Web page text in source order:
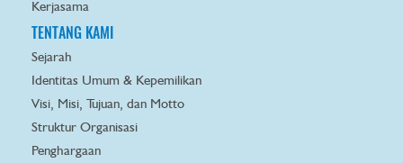
Kerjasama
TENTANG KAMI
Sejarah
Identitas Umum & Kepemilikan
Visi, Misi, Tujuan, dan Motto
Struktur Organisasi
Penghargaan